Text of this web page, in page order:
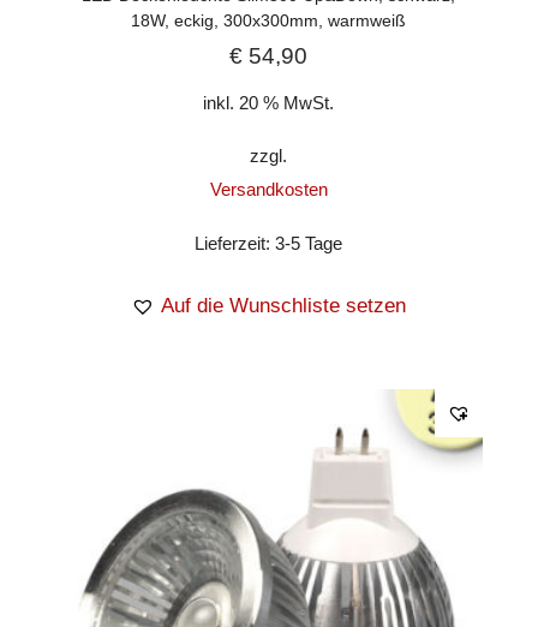
18W, eckig, 300x300mm, warmweiß
€ 54,90
inkl. 20 % MwSt.
zzgl.
Versandkosten
Lieferzeit:3-5 Tage
Auf die Wunschliste setzen